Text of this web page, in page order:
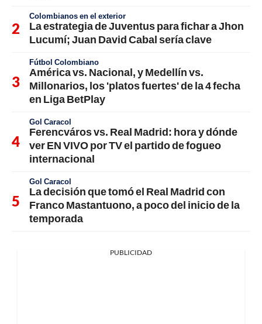
Colombianos en el exterior
La estrategia de Juventus para fichar a Jhon
Lucumí; Juan David Cabal sería clave
Fútbol Colombiano
América vs. Nacional, y Medellín vs.
Millonarios, los 'platos fuertes' de la 4 fecha
en Liga BetPlay
Gol Caracol
Ferencváros vs. Real Madrid: hora y dónde
ver EN VIVO por TV el partido de fogueo
internacional
Gol Caracol
La decisión que tomó el Real Madrid con
Franco Mastantuono, a poco del inicio de la
temporada
PUBLICIDAD